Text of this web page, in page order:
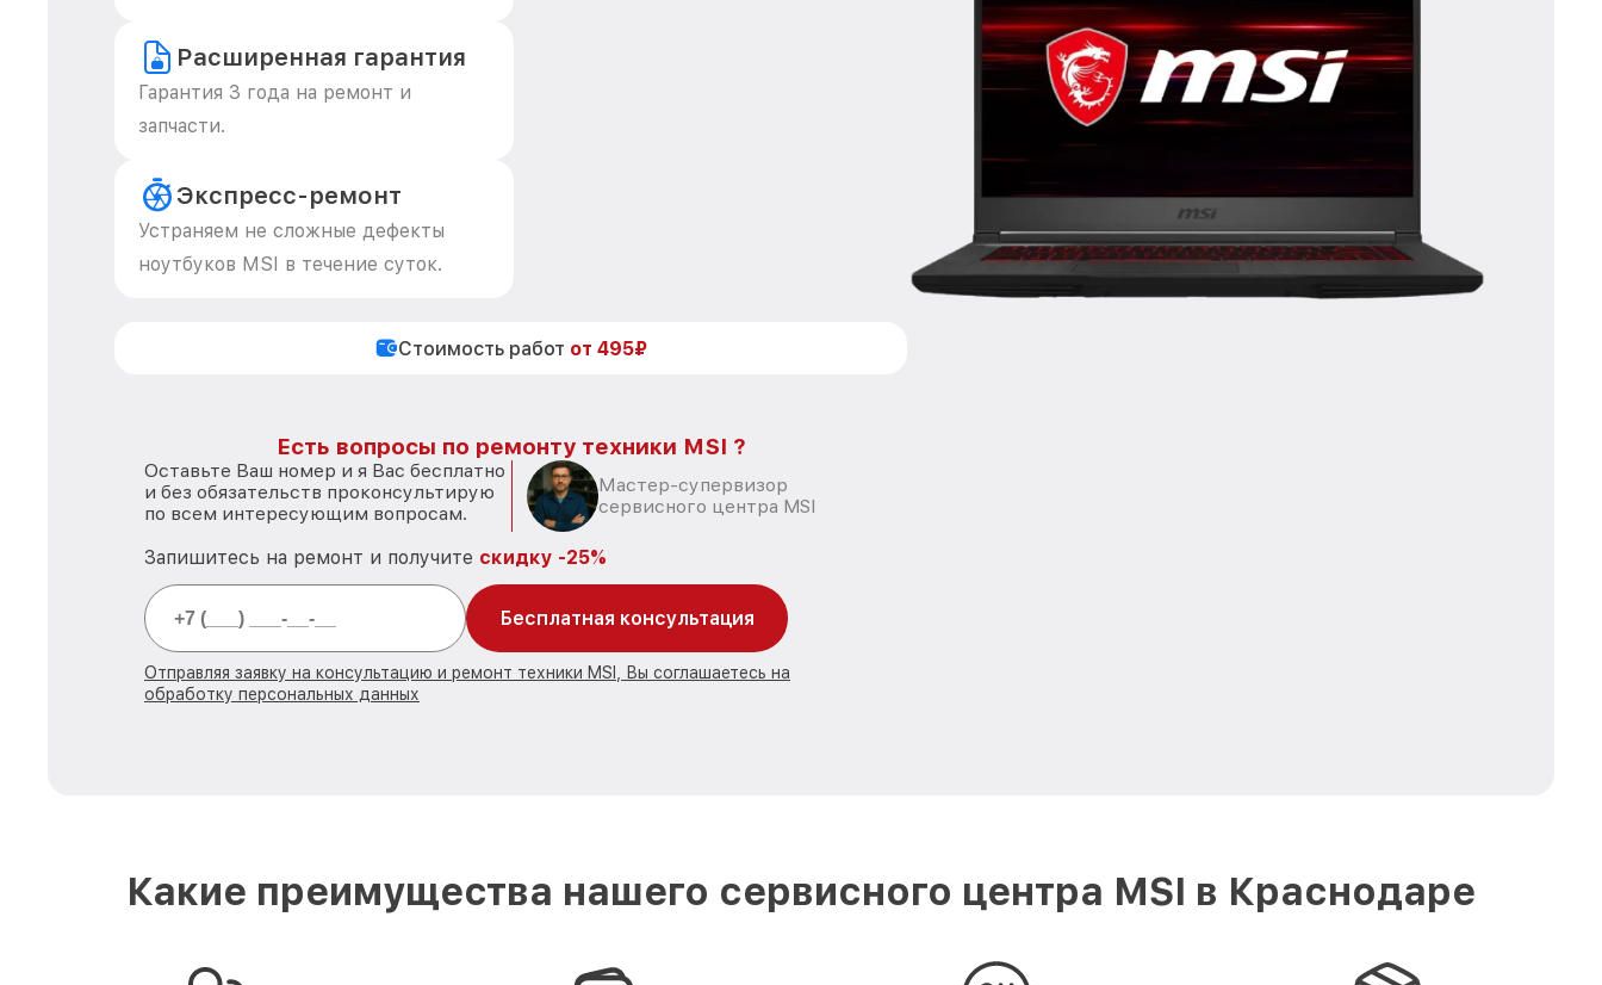
Расширенная гарантия
Гарантия 3 года на ремонт и
запчасти.
Экспресс-ремонт
Устраняем не сложные дефекты
ноутбуков MSI в течение суток.
Стоимость работ от 495₽
Есть вопросы по ремонту техники MSI ?
Оставьте Ваш номер и я Вас бесплатно
и без обязательств проконсультирую
по всем интересующим вопросам.
Мастер-супервизор
сервисного центра MSI
Запишитесь на ремонт и получите скидку -25%
Бесплатная консультация
Отправляя заявку на консультацию и ремонт техники MSI, Вы соглашаетесь на
обработку персональных данных
Какие преимущества нашего сервисного центра MSI в Краснодаре